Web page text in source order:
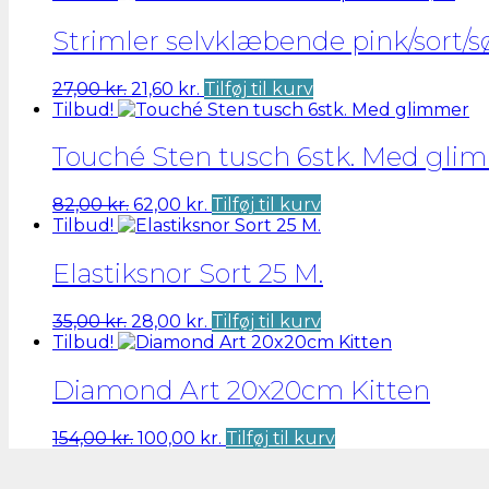
Strimler selvklæbende pink/sort/
27,00kr. Den
oprindelige
var:
27,00 kr..
21,60 kr. Den
aktuelle
er:
21,60 kr..
Tilføj til kurv
Tilbud!
Touché Sten tusch 6stk. Med
82,00kr. Den
oprindelige
var:
82,00 kr..
62,00 kr. Den
aktuelle
er:
62,00 kr..
Tilføj til kurv
Tilbud!
Elastiksnor Sort 25 M.
35,00kr. Den
oprindelige
var:
35,00 kr..
28,00 kr. Den
aktuelle
er:
28,00 kr..
Tilføj til kurv
Tilbud!
Diamond Art 20x20cm Kitten
154,00kr. Den
100,00 kr. Den
Tilføj til kurv